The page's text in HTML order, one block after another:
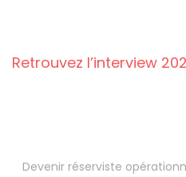
Retrouvez l’interview
Devenir réserviste